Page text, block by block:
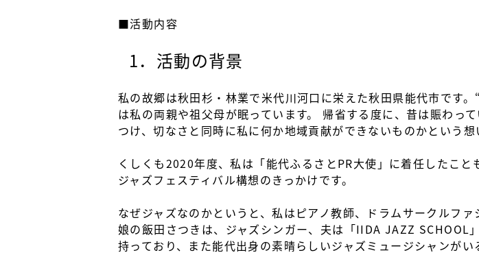
■活動内容
1．活動の背景
私の故郷は秋田杉・林業で米代川河口に栄えた秋田県能代市です
は私の両親や祖父母が眠っています。 帰省する度に、昔は賑わっ
つけ、切なさと同時に私に何か地域貢献ができないものかという想
くしくも2020年度、私は「能代ふるさとPR大使」に着任したこ
ジャズフェスティバル構想のきっかけです。
なぜジャズなのかというと、私はピアノ教師、ドラムサークルフ
娘の飯田さつきは、ジャズシンガー、夫は「IIDA JAZZ SCHOOL
持っており、また能代出身の素晴らしいジャズミュージシャンがい